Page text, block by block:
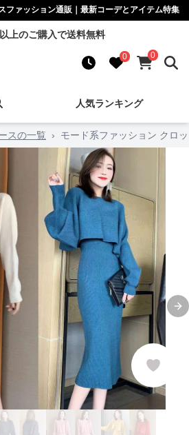
ファッション通販｜最新コーデとアイテム特集
上のご購入で送料無料
0 0
人気ランキング
スの一覧 › モード系ファッション クロ